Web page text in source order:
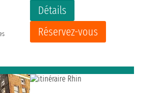
Détails
Réservez-vous